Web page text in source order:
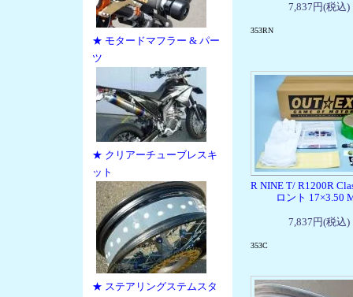
★ モタードマフラー & パー
ツ
★ クリアーチューブレスキ
ット
★ ステアリングステムスタ
7,837円(税込)
353RN
R NINE T/ R1200R
ロント 17×3.50
7,837円(税込)
353C